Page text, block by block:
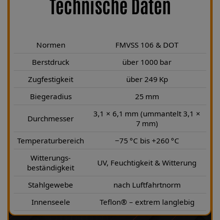
Technische Daten
Normen
FMVSS 106 & DOT
Berstdruck
über 1000 bar
Zugfestigkeit
über 249 Kp
Biegeradius
25 mm
Durchmesser
3,1 × 6,1 mm (ummantelt 3,1 ×
7 mm)
Temperaturbereich
−75 °C bis +260 °C
Witterungs-
beständigkeit
UV, Feuchtigkeit & Witterung
Stahlgewebe
nach Luftfahrtnorm
Innenseele
Teflon® – extrem langlebig